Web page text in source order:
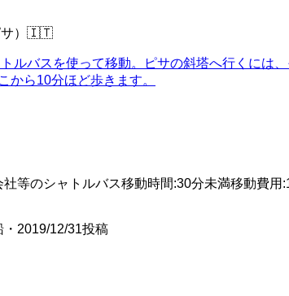
） 🇮🇹
ルバスを使って移動。ピサの斜塔へ行くには
から10分ほど歩きます。
社等のシャトルバス移動時間:30分未満移動費用 :
2019/12/31投稿